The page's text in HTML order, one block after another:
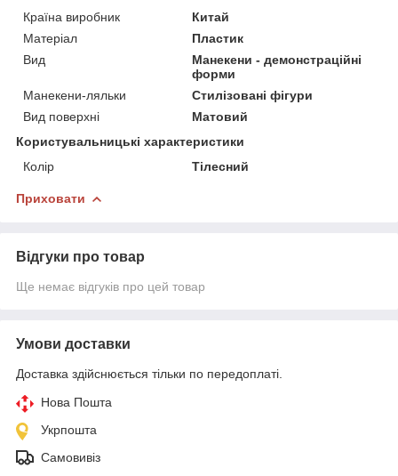
Країна виробник
Китай
Матеріал
Пластик
Вид
Манекени - демонстраційні
форми
Манекени-ляльки
Стилізовані фігури
Вид поверхні
Матовий
Користувальницькі характеристики
Колір
Тілесний
Приховати
Відгуки про товар
Ще немає відгуків про цей товар
Умови доставки
Доставка здійснюється тільки по передоплаті.
Нова Пошта
Укрпошта
Самовивіз